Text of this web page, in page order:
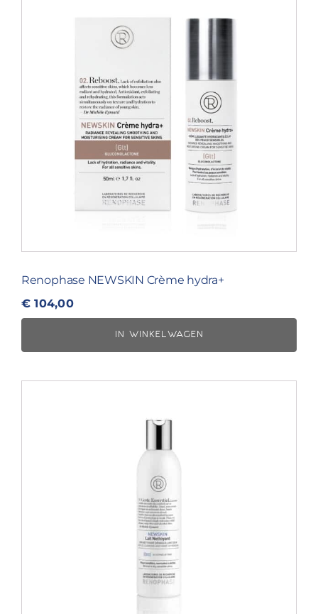
Renophase NEWSKIN Crème hydra+
€ 104,00
IN WINKELWAGEN